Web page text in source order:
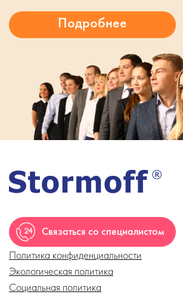
Связаться со специалистом
Политика конфиденциальности
Экологическая политика
Социальная политика